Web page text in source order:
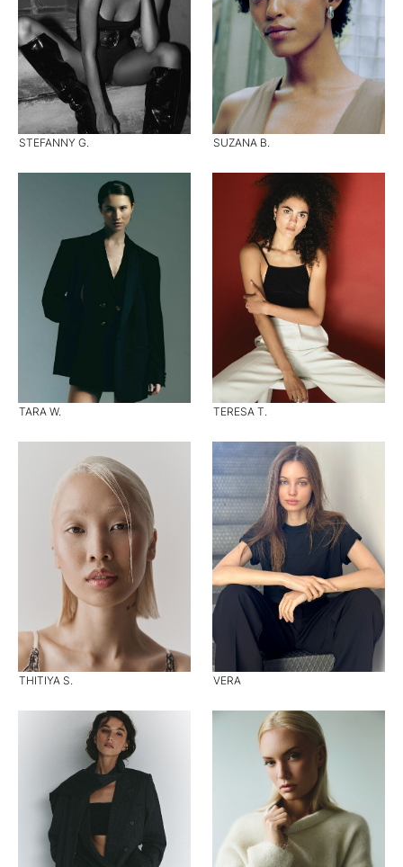
STEFANNY G. SUZANA B.
TARA W. TERESA T.
THITIYA S. VERA